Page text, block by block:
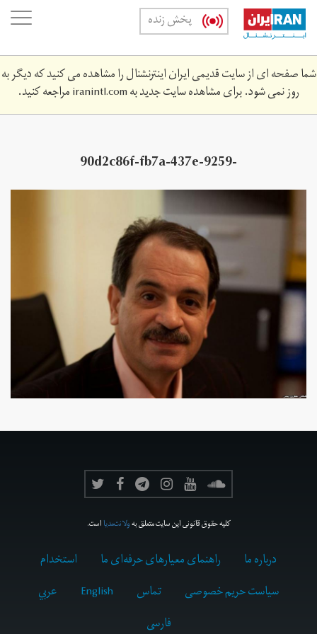
Skip
main
content
پخش زنده
شما صفحه ای از سایت قدیمی ایران اینترنشنال را مشاهده می کنید که دیگر به
روز نمی شود. برای مشاهده سایت جدید بهiranintl.comمراجعه کنید.
90d2c86f-fb7a-437e-9259-
807696fb8c0e_w1200_r1_s.jpg
کلیه حقوق قانونی این سایت متعلق بهولانت‌مدیااست.
درباره ما راهنمای معیارهای حرفه‌ای ما
استخدام
سیاست حریم خصوصی
تماس English
عربي
فارسى